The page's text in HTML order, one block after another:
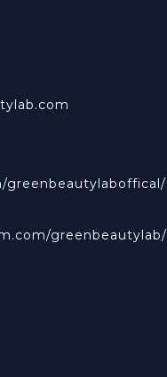
greenbeautylaboffical/
greenbeautylab/